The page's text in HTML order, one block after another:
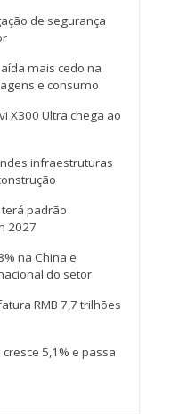
de segurança
mais cedo na
e consumo
X300 Ultra chega ao
infraestruturas
padrão
2027
na China e
do setor
RMB 7,7 trilhões
5,1% e passa